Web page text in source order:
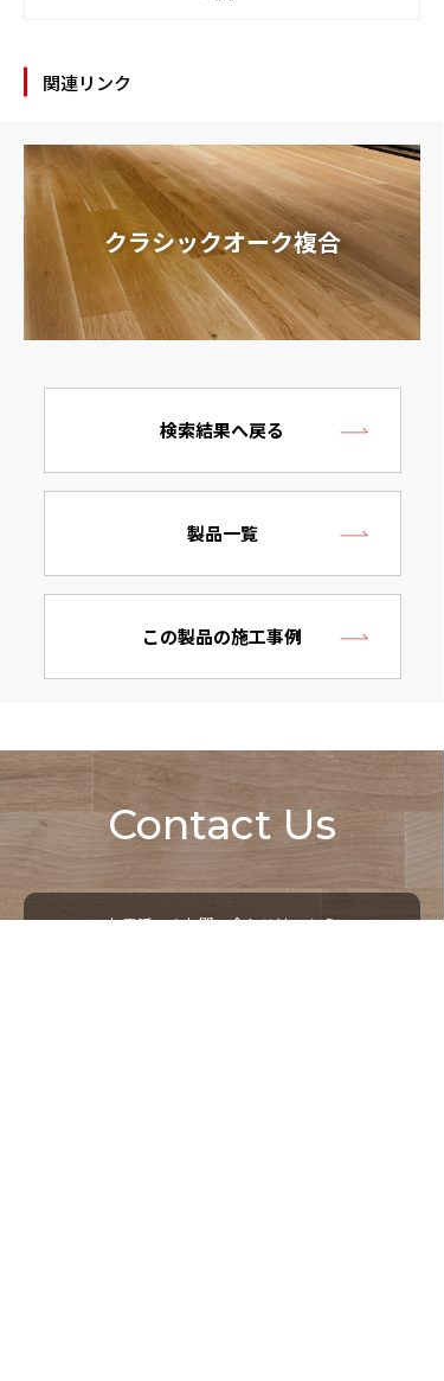
関連リンク
クラシックオーク複合
検索結果へ戻る
製品一覧
この製品の施工事例
Contact Us
お電話でのお問い合わせはこちら